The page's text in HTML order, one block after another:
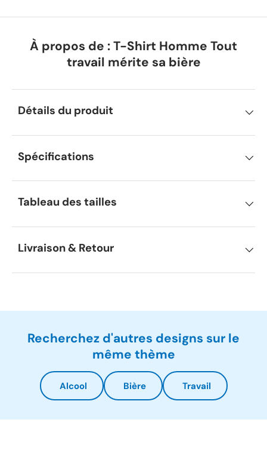
À propos de : T-Shirt Homme Tout
travail mérite sa bière
Détails du produit
Spécifications
Tableau des tailles
Livraison & Retour
Recherchez d'autres designs sur le
même thème
Alcool Bière Travail